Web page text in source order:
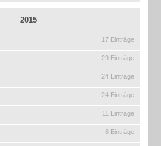
2015
17 Einträge
29 Einträge
24 Einträge
24 Einträge
11 Einträge
6 Einträge